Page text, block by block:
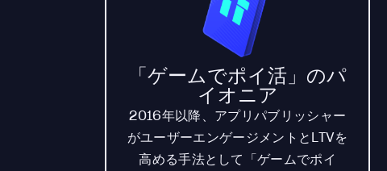
「ゲームでポイ活」のパ
イオニア
2016年以降、アプリパブリッシャー
がユーザーエンゲージメントとLTVを
高める手法として「ゲームでポイ